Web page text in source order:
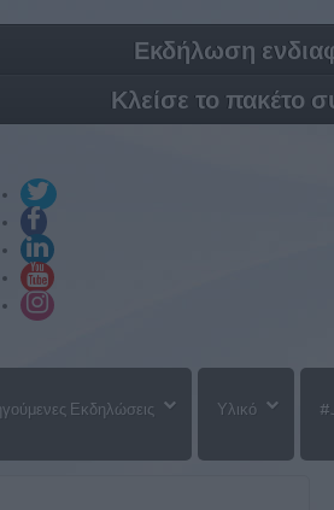
Εκδήλωση
Κλείσε το πακέτο
Εκδηλώσεις Υλικό